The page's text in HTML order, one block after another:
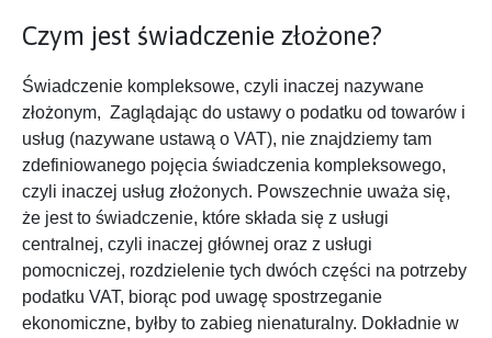
Czym jest świadczenie złożone?
Świadczenie kompleksowe, czyli inaczej nazywane
złożonym, Zaglądając do ustawy o podatku od towarów i
usług (nazywane ustawą o VAT), nie znajdziemy tam
zdefiniowanego pojęcia świadczenia kompleksowego,
czyli inaczej usług złożonych. Powszechnie uważa się,
że jest to świadczenie, które składa się z usługi
centralnej, czyli inaczej głównej oraz z usługi
pomocniczej, rozdzielenie tych dwóch części na potrzeby
podatku VAT, biorąc pod uwagę spostrzeganie
ekonomiczne, byłby to zabieg nienaturalny. Dokładnie w